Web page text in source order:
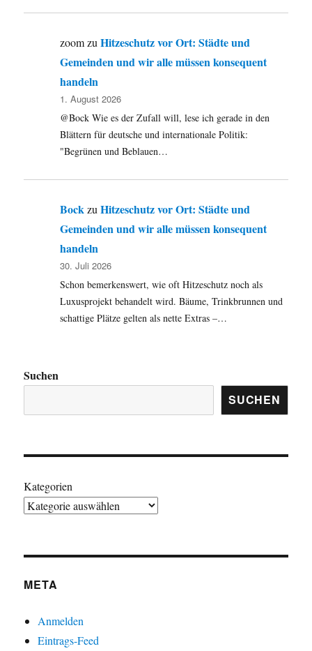
zoomzuHitzeschutz vor Ort: Städte und
Gemeinden und wir alle müssen konsequent
handeln
1. August 2026
@Bock Wie es der Zufall will, lese ich gerade in den
Blättern für deutsche und internationale Politik:
"Begrünen und Beblauen…
BockzuHitzeschutz vor Ort: Städte und
Gemeinden und wir alle müssen konsequent
handeln
30. Juli 2026
Schon bemerkenswert, wie oft Hitzeschutz noch als
Luxusprojekt behandelt wird. Bäume, Trinkbrunnen und
schattige Plätze gelten als nette Extras –…
Suchen
SUCHEN
Kategorien
META
Anmelden
Eintrags-Feed